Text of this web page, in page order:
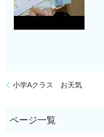
小学Aクラス お天気